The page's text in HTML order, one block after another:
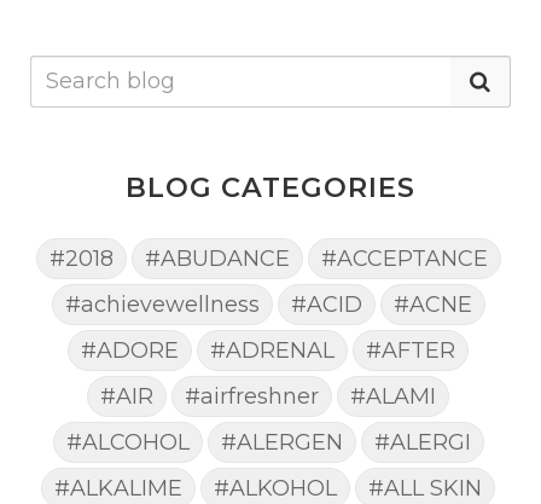
BLOG CATEGORIES
#2018 #ABUDANCE
#ACCEPTANCE
#achievewellness
#ACID
#ACNE
#ADORE
#ADRENAL
#AFTER
#AIR
#airfreshner
#ALAMI
#ALCOHOL
#ALERGEN
#ALERGI
#ALKALIME
#ALKOHOL
#ALL SKIN